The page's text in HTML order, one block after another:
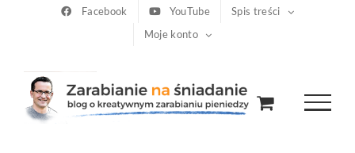
Facebook YouTube
Spis treści
Moje konto